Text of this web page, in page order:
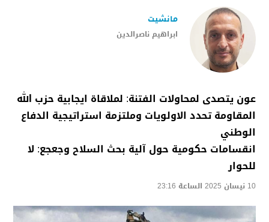
ابراهيم ناصرالدين
مانشيت
عون يتصدى لمحاولات الفتنة: لملاقاة ايجابية حزب الله
المقاومة تحدد الاولويات وملتزمة استراتيجية الدفاع
الوطني
انقسامات حكومية حول آلية بحث السلاح وجعجع: لا
للحوار
10 نيسان 2025 الساعة 23:16